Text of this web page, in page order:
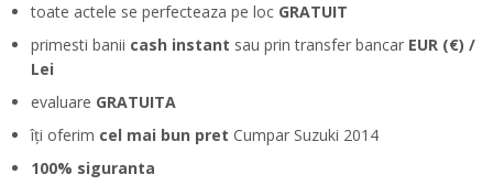
toate actele se perfecteaza pe loc GRATUIT
primesti banii cash instant sau prin transfer bancar EUR (€) /
Lei
evaluare GRATUITA
îți oferim cel mai bun pret Cumpar Suzuki 2014
100% siguranta